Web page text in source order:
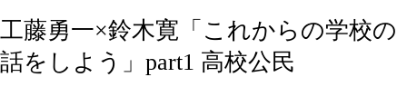
工藤勇一×鈴木寛「これからの学校の
話をしよう」part1 高校公民